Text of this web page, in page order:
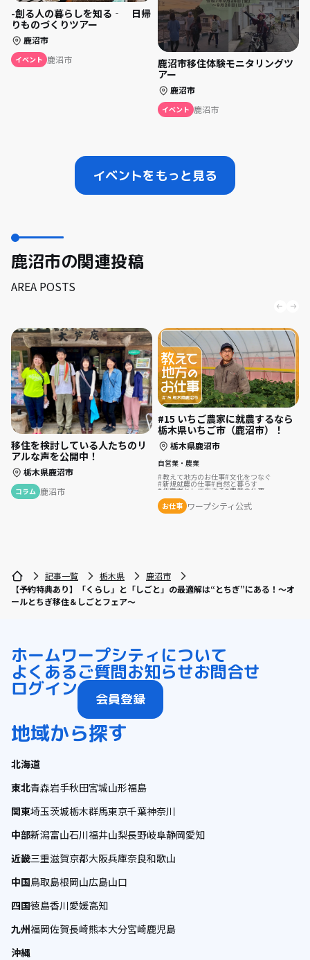
-創る人の暮らしを知る‐ 日帰
りものづくりツアー
鹿沼市
イベント 鹿沼市
鹿沼市移住体験モニタリングツ
アー
鹿沼市
イベント 鹿沼市
イベントをもっと見る
鹿沼市の関連投稿
AREA POSTS
移住を検討している人たちのリ
アルな声を公開中！
栃木県鹿沼市
コラム 鹿沼市
#15 いちご農家に就農するなら
栃木県いちご市（鹿沼市）！
栃木県鹿沼市
自営業・農業
教えて地方のお仕事 文化をつなぐ
新規就農の仕事 自然と暮らす
生産者として生きる 農業の仕事
お仕事 ワープシティ公式
記事一覧 栃木県
鹿沼市
【予約特典あり】「くらし」と「しごと」の最適解は“とちぎ”にある！～オ
ールとちぎ移住＆しごとフェア～
ホームワープシティについて
よくあるご質問お知らせお問合せ
ログイン 会員登録
地域から探す
北海道
東北青森岩手秋田宮城山形福島
関東埼玉茨城栃木群馬東京千葉神奈川
中部新潟富山石川福井山梨長野岐阜静岡愛知
近畿三重滋賀京都大阪兵庫奈良和歌山
中国鳥取島根岡山広島山口
四国徳島香川愛媛高知
九州福岡佐賀長崎熊本大分宮崎鹿児島
沖縄